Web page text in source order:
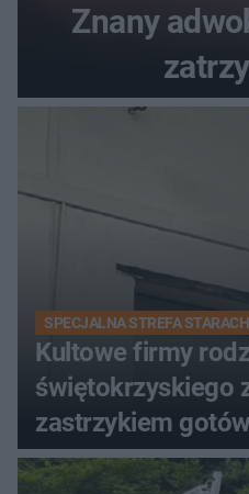
Znany
SPECJALNA STREFA
Kultowe firmy
świętokrzyskiego
zastrzykiem